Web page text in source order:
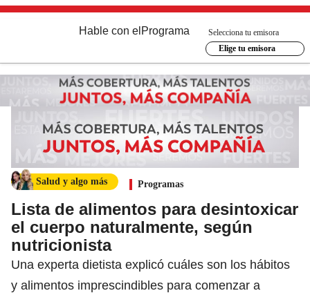
Hable con el Programa
Selecciona tu emisora
Elige tu emisora
Salud y algo más Programas
Lista de alimentos para desintoxicar
el cuerpo naturalmente, según
nutricionista
Una experta dietista explicó cuáles son los hábitos
y alimentos imprescindibles para comenzar a